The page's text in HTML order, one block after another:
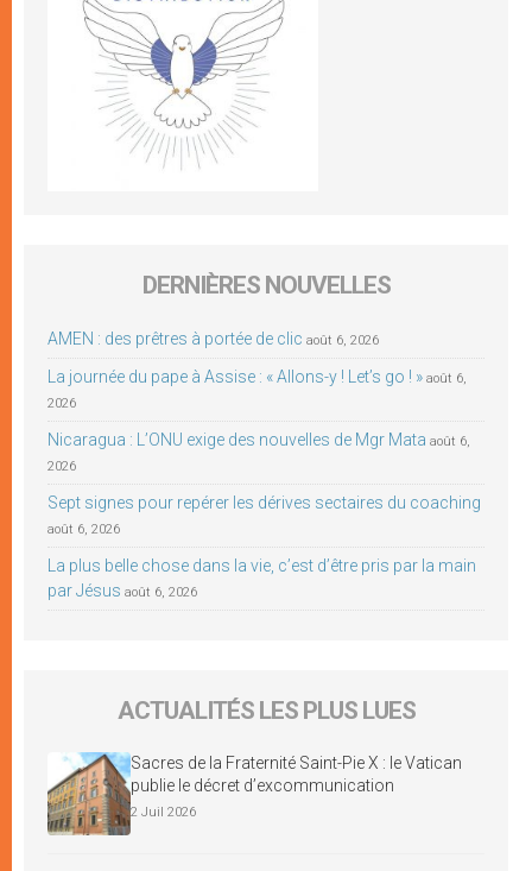
DERNIÈRES NOUVELLES
AMEN : des prêtres à portée de clic août 6, 2026
La journée du pape à Assise : « Allons-y ! Let’s go ! » août 6,
2026
Nicaragua : L’ONU exige des nouvelles de Mgr Mata août 6,
2026
Sept signes pour repérer les dérives sectaires du coaching
août 6, 2026
La plus belle chose dans la vie, c’est d’être pris par la main
par Jésus août 6, 2026
ACTUALITÉS LES PLUS LUES
Sacres de la Fraternité Saint-Pie X : le Vatican
publie le décret d’excommunication
2 Juil 2026